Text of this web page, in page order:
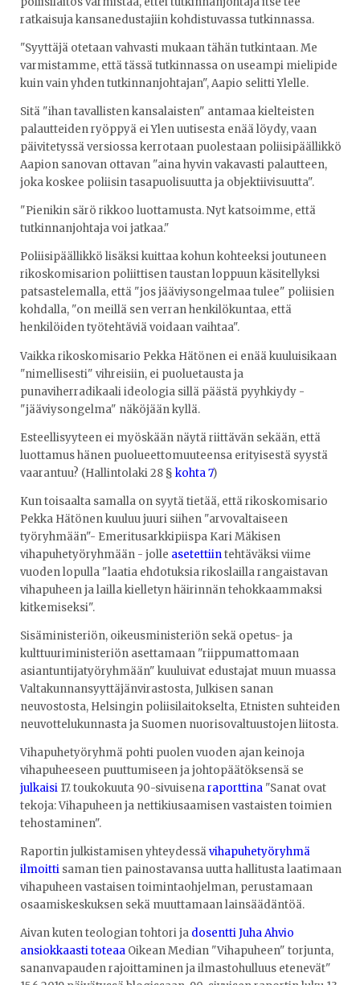
ratkaisuja kansanedustajiin kohdistuvassa tutkinnassa.
"Syyttäjä otetaan vahvasti mukaan tähän tutkintaan. Me
varmistamme, että tässä tutkinnassa on useampi mielipide
kuin vain yhden tutkinnanjohtajan", Aapio selitti Ylelle.
Sitä "ihan tavallisten kansalaisten" antamaa kielteisten
palautteiden ryöppyä ei Ylen uutisesta enää löydy, vaan
päivitetyssä versiossa kerrotaan puolestaan poliisipäällikkö
Aapion sanovan ottavan "aina hyvin vakavasti palautteen,
joka koskee poliisin tasapuolisuutta ja objektiivisuutta".
"Pienikin särö rikkoo luottamusta. Nyt katsoimme, että
tutkinnanjohtaja voi jatkaa."
Poliisipäällikkö lisäksi kuittaa kohun kohteeksi joutuneen
rikoskomisarion poliittisen taustan loppuun käsitellyksi
patsastelemalla, että "jos jääviysongelmaa tulee" poliisien
kohdalla, "on meillä sen verran henkilökuntaa, että
henkilöiden työtehtäviä voidaan vaihtaa".
Vaikka rikoskomisario Pekka Hätönen ei enää kuuluisikaan
"nimellisesti" vihreisiin, ei puoluetausta ja
punaviherradikaali ideologia sillä päästä pyyhkiydy -
"jääviysongelma" näköjään kyllä.
Esteellisyyteen ei myöskään näytä riittävän sekään, että
luottamus hänen puolueettomuuteensa erityisestä syystä
vaarantuu? (Hallintolaki 28 § kohta 7)
Kun toisaalta samalla on syytä tietää, että rikoskomisario
Pekka Hätönen kuuluu juuri siihen "arvovaltaiseen
työryhmään"- Emeritusarkkipiispa Kari Mäkisen
vihapuhetyöryhmään - jolle asetettiintehtäväksi viime
vuoden lopulla "laatia ehdotuksia rikoslailla rangaistavan
vihapuheen ja lailla kielletyn häirinnän tehokkaammaksi
kitkemiseksi".
Sisäministeriön, oikeusministeriön sekä opetus- ja
kulttuuriministeriön asettamaan "riippumattomaan
asiantuntijatyöryhmään" kuuluivat edustajat muun muassa
Valtakunnansyyttäjänvirastosta, Julkisen sanan
neuvostosta, Helsingin poliisilaitokselta, Etnisten suhteiden
neuvottelukunnasta ja Suomen nuorisovaltuustojen liitosta.
Vihapuhetyöryhmä pohti puolen vuoden ajan keinoja
vihapuheeseen puuttumiseen ja johtopäätöksensä se
julkaisi 17. toukokuuta 90-sivuisenaraporttina "Sanat ovat
tekoja: Vihapuheen ja nettikiusaamisen vastaisten toimien
tehostaminen".
Raportin julkistamisen yhteydessävihapuhetyöryhmä
ilmoitti saman tien painostavansa uutta hallitusta laatimaan
vihapuheen vastaisen toimintaohjelman, perustamaan
osaamiskeskuksen sekä muuttamaan lainsäädäntöä.
Aivan kuten teologian tohtori ja dosentti Juha Ahvio
ansiokkaasti toteaa Oikean Median "Vihapuheen" torjunta,
sananvapauden rajoittaminen ja ilmastohulluus etenevät"